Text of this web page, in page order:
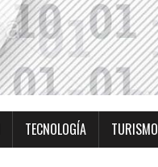
TECNOLOGÍA TURISMO